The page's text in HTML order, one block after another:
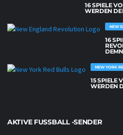
16 SPIELE
WERDEN
NEW
16
NEW YORK
15 SPIELE
WERDEN
AKTIVE FUSSBALL -SENDER